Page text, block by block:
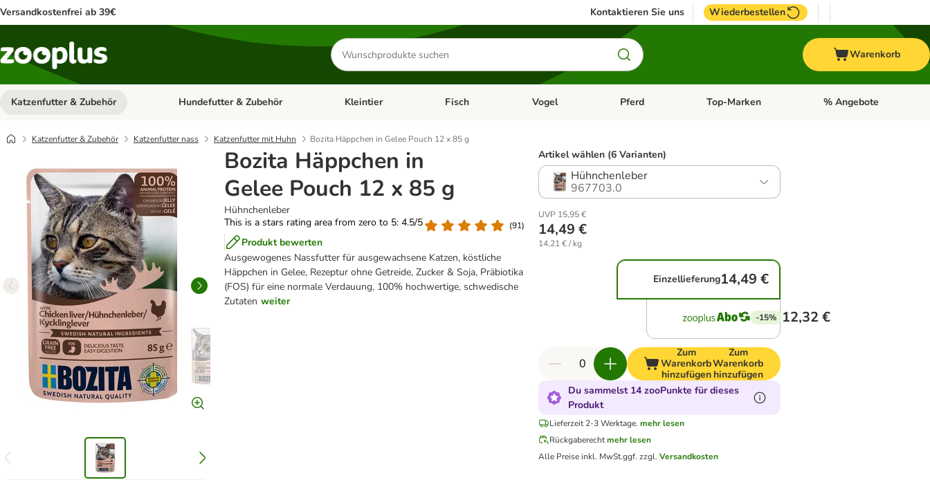
Versandkostenfrei ab 39€ Kontaktieren Sie uns Wiederbestellen
Produkte
suchen
Warenkorb
Katzenfutter & Zubehör Kategorie-Menü öffnen: Katzenfutter & Zubehör
Hundefutter & Zubehör Kategorie-Menü öffnen: Hundefutter & Zubehör
Kleintier Kategorie-Menü öffnen: Kleintier
Fisch Kategorie-Menü öffnen: Fisch
Vogel Kategorie-Menü öffnen: Vogel
Pferd Kategorie-Menü öffnen: Pferd
Top-Marken Kategorie-Menü öffnen:
% Angebote
Katzenfutter & Zubehör Katzenfutter nass Katzenfutter mit Huhn Bozita Häppchen in Gelee Pouch 12 x 85 g
Bozita Häppchen in
Gelee Pouch 12 x 85 g
Hühnchenleber
This is a stars rating area from zero to 5: 4.5/5
(91)
Produkt bewerten
Ausgewogenes Nassfutter für ausgewachsene Katzen, köstliche
Häppchen in Gelee, Rezeptur ohne Getreide, Zucker & Soja, Präbiotika
(FOS) für eine normale Verdauung, 100% hochwertige, schwedische
Zutaten weiter
Artikel wählen (6 Varianten)
Hühnchenleber
967703.0
UVP 15,95 €
14,49 €
14,21 € / kg
Einzellieferung14,49 €
-15% 12,32 €
Zum
Warenkorb
hinzufügen
Zum
Warenkorb
hinzufügen
Du sammelst 14 zooPunkte für dieses
Produkt
Lieferzeit 2-3 Werktage. mehr lesen
Rückgaberechtmehr lesen
Alle Preise inkl. MwSt.ggf. zzgl. Versandkosten